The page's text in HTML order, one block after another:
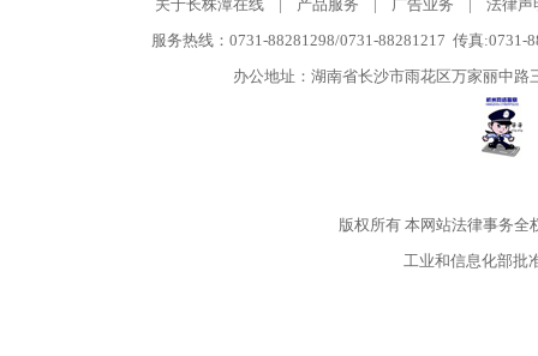
关于长株潭在线 | 产品服务 | 广告业务 |
法律声
服务热线：0731-88281298/0731-88281217 传真:0731-
办公地址：湖南省长沙市雨花区万家丽中
版权所有本网站法律事务全
工业和信息化部批